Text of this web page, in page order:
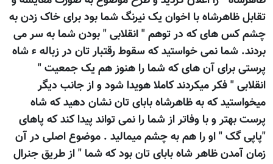
تقابل ظاهرشاه با اخوان یک نیرنگ شما بود برای خاک زدن به
چشم کس های که در توهم " انقلابی " بودن شما به سر می
بردند. شما نمی خواستید که سقوط رقتبار تان در زباله ء شاه
پرستی برای آن های که شما را هنوز هم یک جمعیت "
انقلابی " فکر میکردند کاملا هویدا شود و از جانب دیگر
میخواستید که به ظاهرشاه بابای تان نشان دهید که شاه
پرست بهتر و با وفاتر از شما را نمی تواند پیدا کند که پاهای
"پاپی گک " او را هم به چشم میمالید . موضوع اصلی در آن
زمان آمدن ظاهر شاه بابای تان بود که شما " از طریق جنرال